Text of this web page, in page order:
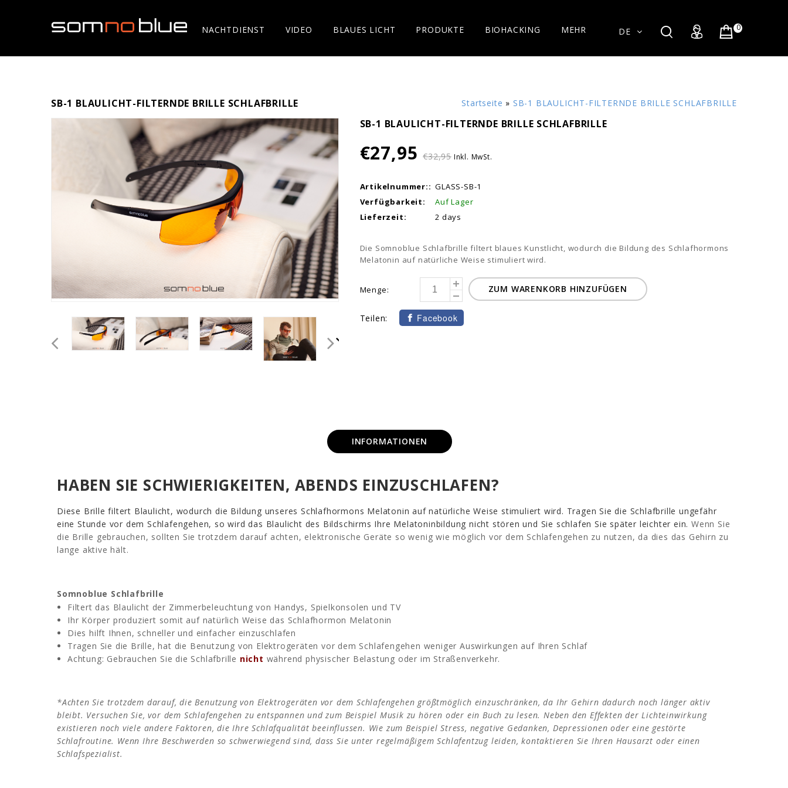
NACHTDIENST VIDEO BLAUES LICHT PRODUKTE BIOHACKING MEHR 0
DE
Startseite » SB-1 BLAULICHT-FILTERNDE BRILLE SCHLAFBRILLE
SB-1 BLAULICHT-FILTERNDE BRILLE SCHLAFBRILLE
SB-1 BLAULICHT-FILTERNDE BRILLE SCHLAFBRILLE
€27,95€32,95 Inkl. MwSt.
Artikelnummer:: GLASS-SB-1
Verfügbarkeit:
Auf Lager
Lieferzeit:
2 days
Die Somnoblue Schlafbrille filtert blaues Kunstlicht, wodurch die Bildung des Schlafhormons
Melatonin auf natürliche Weise stimuliert wird.
Menge: ZUM WARENKORB HINZUFÜGEN
Teilen: Facebook
INFORMATIONEN
HABEN SIE SCHWIERIGKEITEN, ABENDS EINZUSCHLAFEN?
Diese Brille filtert Blaulicht, wodurch die Bildung unseres Schlafhormons Melatonin auf natürliche Weise stimuliert wird. Tragen Sie die Schlafbrille ungefähr
eine Stunde vor dem Schlafengehen, so wird das Blaulicht des Bildschirms Ihre Melatoninbildung nicht stören und Sie schlafen Sie später leichter ein. Wenn Sie
die Brille gebrauchen, sollten Sie trotzdem darauf achten, elektronische Geräte so wenig wie möglich vor dem Schlafengehen zu nutzen, da dies das Gehirn zu
lange aktive hält.
Somnoblue Schlafbrille
Filtert das Blaulicht der Zimmerbeleuchtung von Handys, Spielkonsolen und TV
Ihr Körper produziert somit auf natürlich Weise das Schlafhormon Melatonin
Dies hilft Ihnen, schneller und einfacher einzuschlafen
Tragen Sie die Brille, hat die Benutzung von Elektrogeräten vor dem Schlafengehen weniger Auswirkungen auf Ihren Schlaf
Achtung: Gebrauchen Sie die Schlafbrille nicht während physischer Belastung oder im Straßenverkehr.
*Achten Sie trotzdem darauf, die Benutzung von Elektrogeräten vor dem Schlafengehen größtmöglich einzuschränken, da Ihr Gehirn dadurch noch länger aktiv
bleibt. Versuchen Sie, vor dem Schlafengehen zu entspannen und zum Beispiel Musik zu hören oder ein Buch zu lesen. Neben den Effekten der Lichteinwirkung
existieren noch viele andere Faktoren, die Ihre Schlafqualität beeinflussen. Wie zum Beispiel Stress, negative Gedanken, Depressionen oder eine gestörte
Schlafroutine. Wenn Ihre Beschwerden so schwerwiegend sind, dass Sie unter regelmäßigem Schlafentzug leiden, kontaktieren Sie Ihren Hausarzt oder einen
Schlafspezialist.